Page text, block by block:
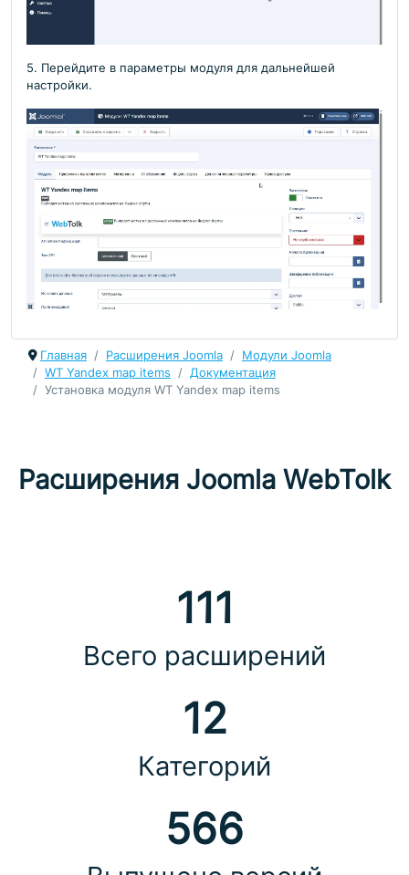
5. Перейдите в параметры модуля для дальнейшей
настройки.
Главная Расширения Joomla
Модули Joomla
WT Yandex map items
Документация
Установка модуля WT Yandex map items
Расширения Joomla WebTolk
111
Всего расширений
12
Категорий
566